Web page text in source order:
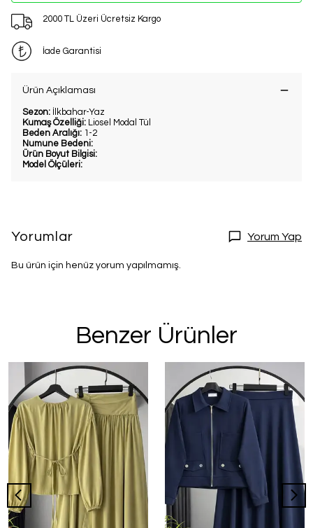
2000 TL Üzeri Ücretsiz Kargo
İade Garantisi
Ürün Açıklaması
Sezon: İlkbahar-Yaz
Kumaş Özelliği: Liosel Modal Tül
Beden Aralığı: 1-2
Numune Bedeni:
Ürün Boyut Bilgisi:
Model Ölçüleri:
Yorumlar Yorum Yap
Bu ürün için henüz yorum yapılmamış.
Benzer Ürünler